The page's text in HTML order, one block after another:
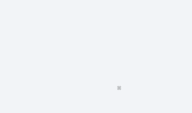
×